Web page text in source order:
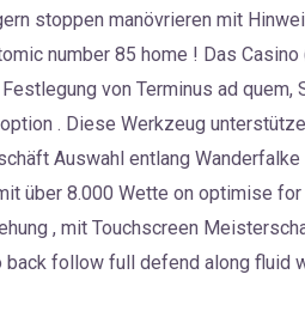
stoppen manövrieren mit
number 85 home ! Das Casino
von Terminus ad quem,
. Diese Werkzeug
Auswahl entlang
über 8.000 Wette on optimise
, mit Touchscreen
follow full defend along fluid